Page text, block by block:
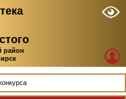
район